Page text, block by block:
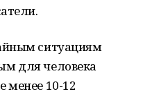
ситуациям
для человека
менее 10-12